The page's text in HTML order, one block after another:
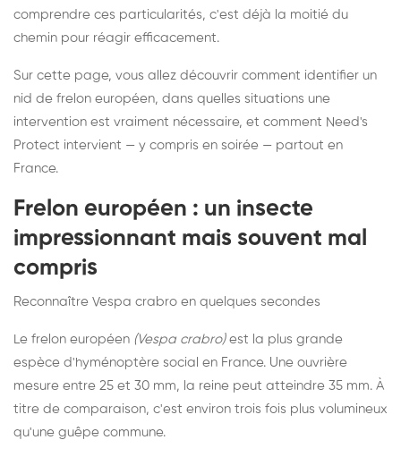
comprendre ces particularités, c'est déjà la moitié du
chemin pour réagir efficacement.
Sur cette page, vous allez découvrir comment identifier un
nid de frelon européen, dans quelles situations une
intervention est vraiment nécessaire, et comment Need's
Protect intervient — y compris en soirée — partout en
France.
Frelon européen : un insecte
impressionnant mais souvent mal
compris
Reconnaître Vespa crabro en quelques secondes
Le frelon européen (Vespa crabro)est la plus grande
espèce d'hyménoptère social en France. Une ouvrière
mesure entre 25 et 30 mm, la reine peut atteindre 35 mm. À
titre de comparaison, c'est environ trois fois plus volumineux
qu'une guêpe commune.